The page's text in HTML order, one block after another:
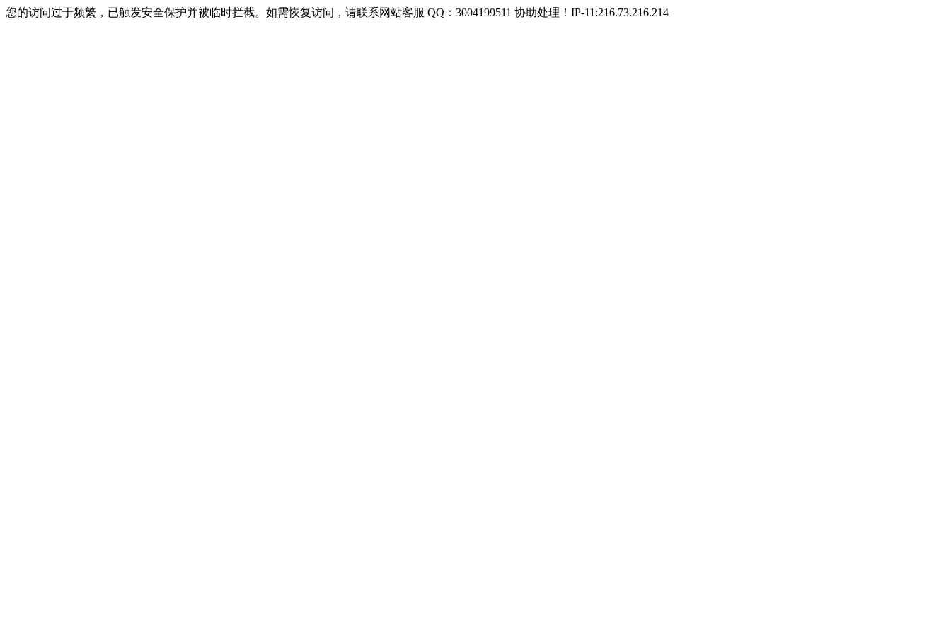
您的访问过于频繁，已触发安全保护并被临时拦截。如需恢复访问，请联系网站客服 QQ：3004199511 协助处理！IP-11:216.73.216.214